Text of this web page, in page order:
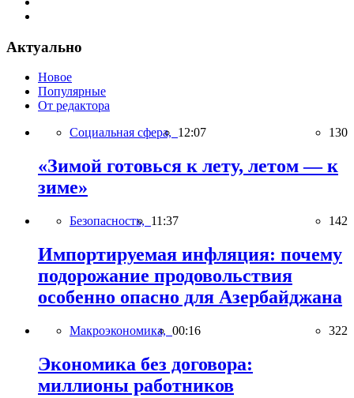
Актуально
Новое
Популярные
От редактора
Социальная сфера, 12:07 130
«Зимой готовься к лету, летом — к
зиме»
Безопасность, 11:37 142
Импортируемая инфляция: почему
подорожание продовольствия
особенно опасно для Азербайджана
Макроэкономика, 00:16 322
Экономика без договора:
миллионы работников